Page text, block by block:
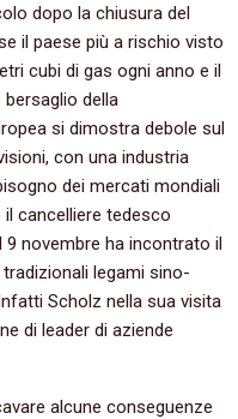
dopo la chiusura del
il paese più a rischio visto
cubi di gas ogni anno e il
della
si dimostra debole sul
con una industria
dei mercati mondiali
cancelliere tedesco
9 novembre ha incontrato il
legami sino-
Scholz nella sua visita
di leader di aziende
alcune conseguenze